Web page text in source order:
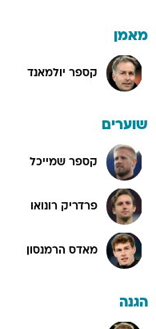
מאמן
קספר יולמאנד
שוערים
קספר שמייכל
פרדריק רונואו
מאדס הרמנסון
הגנה